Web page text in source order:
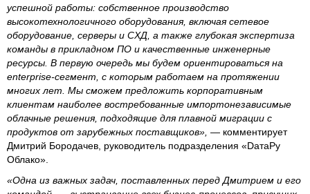
успешной работы: собственное производство
высокотехнологичного оборудования, включая сетевое
оборудование, серверы и СХД, а также глубокая экспертиза
команды в прикладном ПО и качественные инженерные
ресурсы. В первую очередь мы будем ориентироваться на
enterprise-сегмент, с которым работаем на протяжении
многих лет. Мы сможем предложить корпоративным
клиентам наиболее востребованные импортонезависимые
облачные решения, подходящие для плавной миграции с
продуктов от зарубежных поставщиков», — комментирует
Дмитрий Бородачев, руководитель подразделения «DатаРу
Облако».
«Одна из важных задач, поставленных перед Дмитрием и его